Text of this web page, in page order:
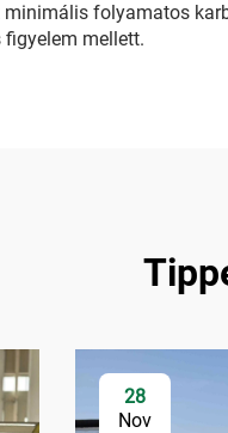
folyamatos
mellett.
28
Nov